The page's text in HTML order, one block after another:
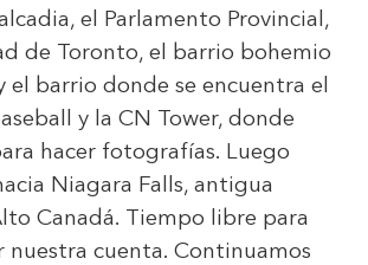
el Parlamento Provincial,
de Toronto, el barrio bohemio
el barrio donde se encuentra el
y la CN Tower, donde
hacer fotografías. Luego
Niagara Falls, antigua
Canadá. Tiempo libre para
nuestra cuenta. Continuamos